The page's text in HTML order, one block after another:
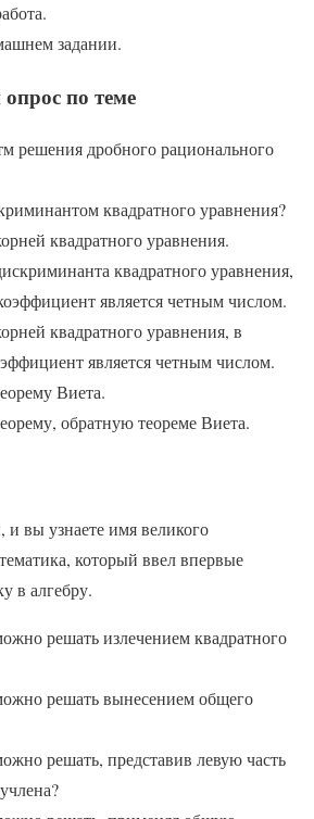
задании.
по теме
решения дробного рационального
квадратного уравнения?
квадратного уравнения.
квадратного уравнения,
является четным числом.
квадратного уравнения, в
является четным числом.
Виета.
обратную теореме Виета.
и вы узнаете имя великого
который ввел впервые
в алгебру.
решать излечением квадратного
решать вынесением общего
решать, представив левую часть